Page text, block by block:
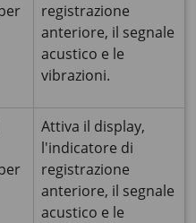
registrazione
anteriore, il segnale
acustico e le
vibrazioni.
Attiva il display,
l'indicatore di
registrazione
anteriore, il segnale
acustico e le